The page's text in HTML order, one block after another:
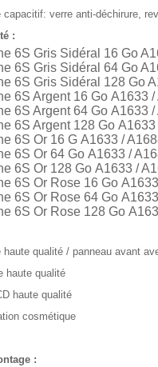
capacitif: verre anti-déchirure,
:
6S Gris Sidéral 16 Go
6S Gris Sidéral 64 Go
6S Gris Sidéral 128 Go
6S Argent 16 Go A1633
6S Argent 64 Go A1633
6S Argent 128 Go
6S Or 16 G A1633 /
6S Or 64 Go A1633 /
6S Or 128 Go A1633 /
6S Or Rose 16 Go
6S Or Rose 64 Go
6S Or Rose 128 Go
haute qualité / panneau avant
haute qualité
haute qualité
cosmétique
: